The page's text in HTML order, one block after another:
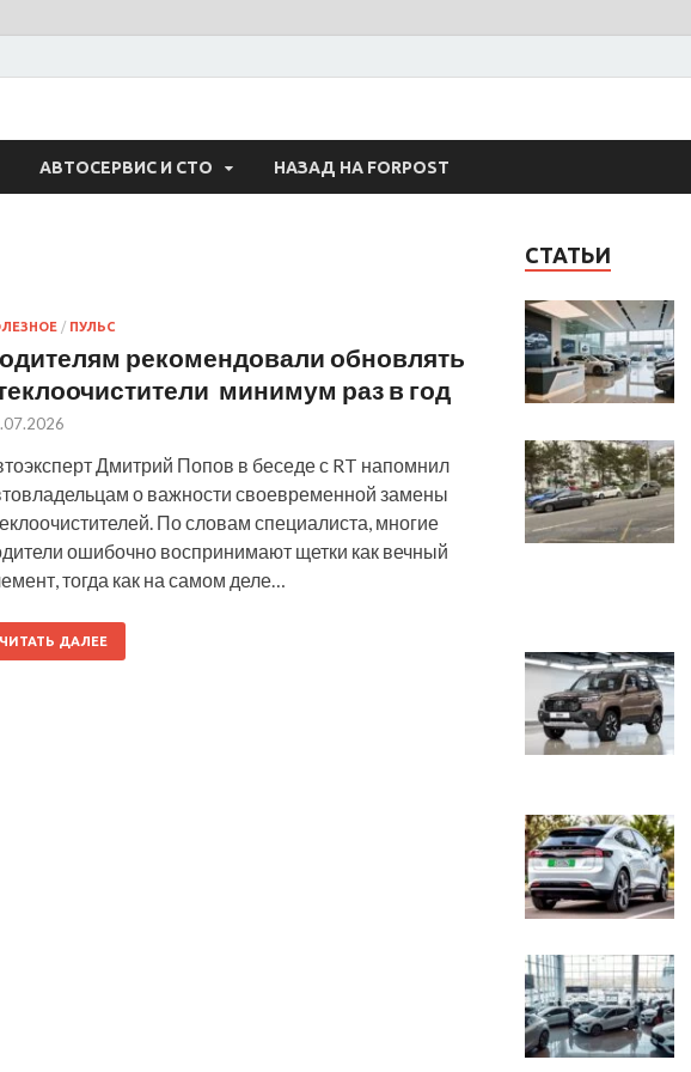
АВТОСЕРВИС И СТО НАЗАД НА FORPOST
/ ПУЛЬС
рекомендовали обновлять
минимум раз в год
Дмитрий Попов в беседе с RT напомнил
о важности своевременной замены
По словам специалиста, многие
ошибочно воспринимают щетки как вечный
тогда как на самом деле…
ЧИТАТЬ ДАЛЕЕ
СТАТЬИ